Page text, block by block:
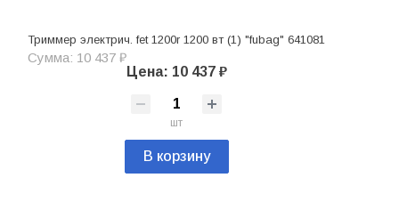
Триммер электрич. fet 1200r 1200 вт (1) "fubag" 641081
Сумма: 10 437 ₽
Цена: 10 437 ₽
шт
В корзину